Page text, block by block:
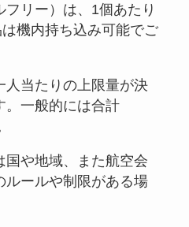
フリー）は、1個あたり
機内持ち込み可能でご
当たりの上限量が決
。一般的には合計
国や地域、また航空会
ルールや制限がある場